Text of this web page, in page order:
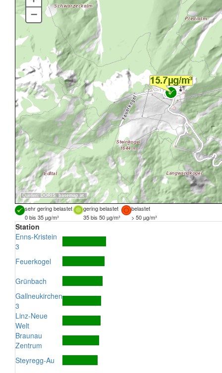
Quellen: DORIS, basemap.at
–
sehr gering belastet gering belastet
belastet
0 bis 35 µg/m³
35 bis 50 µg/m³ > 50 µg/m³
Station
Enns-Kristein
3
Feuerkogel
Grünbach
Gallneukirchen
3
Linz-Neue
Welt
Braunau
Zentrum
Steyregg-Au